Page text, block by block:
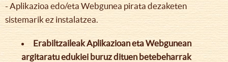
- Aplikazioa edo/eta Webgunea pirata dezaketen
sistemarik ez instalatzea.
Erabiltzaileak Aplikazioan eta Webgunean
argitaratu edukiei buruz dituen betebeharrak